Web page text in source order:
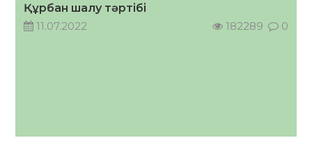
Құрбан шалу тәртібі
11.07.2022
182289 0